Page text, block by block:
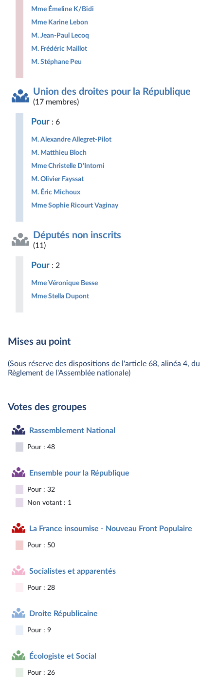
Mme Émeline K/Bidi
Mme Karine Lebon
M. Jean-Paul Lecoq
M. Frédéric Maillot
M. Stéphane Peu
Union des droites pour la République
(17 membres)
Pour : 6
M. Alexandre Allegret-Pilot
M. Matthieu Bloch
Mme Christelle D'Intorni
M. Olivier Fayssat
M. Éric Michoux
Mme Sophie Ricourt Vaginay
Députés non inscrits
(11)
Pour : 2
Mme Véronique Besse
Mme Stella Dupont
Mises au point
(Sous réserve des dispositions de l'article 68, alinéa 4, du
Règlement de l'Assemblée nationale)
Votes des groupes
Rassemblement National
Pour : 48
Ensemble pour la République
Pour : 32
Non votant : 1
La France insoumise - Nouveau Front Populaire
Pour : 50
Socialistes et apparentés
Pour : 28
Droite Républicaine
Pour : 9
Écologiste et Social
Pour : 26